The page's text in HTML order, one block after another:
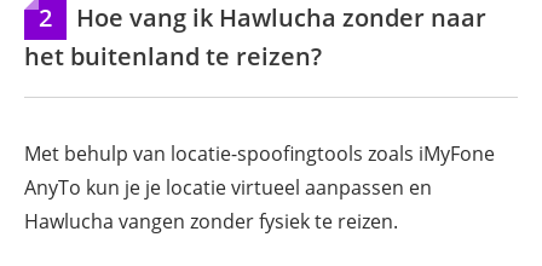
2
Hoe vang ik Hawlucha zonder naar
het buitenland te reizen?
Met behulp van locatie-spoofingtools zoals iMyFone
AnyTo kun je je locatie virtueel aanpassen en
Hawlucha vangen zonder fysiek te reizen.